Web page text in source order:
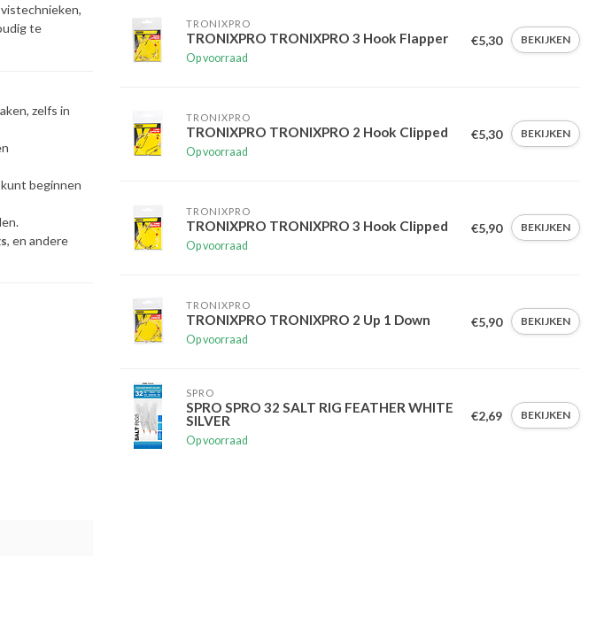
te
zelfs in
beginnen
, en andere
TRONIXPRO
TRONIXPRO TRONIXPRO 3 Hook Flapper
Op voorraad
€5,30 BEKIJKEN
TRONIXPRO
TRONIXPRO TRONIXPRO 2 Hook Clipped
Op voorraad
€5,30 BEKIJKEN
TRONIXPRO
TRONIXPRO TRONIXPRO 3 Hook Clipped
Op voorraad
€5,90 BEKIJKEN
TRONIXPRO
TRONIXPRO TRONIXPRO 2 Up 1 Down
Op voorraad
€5,90 BEKIJKEN
SPRO
SPRO SPRO 32 SALT RIG FEATHER WHITE
SILVER
Op voorraad
€2,69 BEKIJKEN